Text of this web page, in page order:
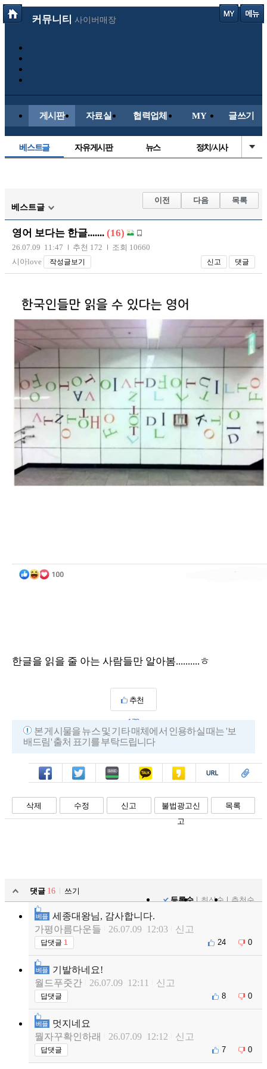
커뮤니티 사이버매장
게시판 자료실 협력업체 MY 글쓰기
베스트글 자유게시판 뉴스 정치/시사
해외축구
국내축구
베스트글
이전 다음 목록
영어 보다는 한글....... (16)
26.07.09 11:47 추천 172
조회 10660
시아love
작성글보기 신고 댓글
한글을 읽을 줄 아는 사람들만 알아봄..........ㅎ
추천
172
본 게시물을 뉴스 및 기타 매체에서 인용하실 때는 '보
배드림' 출처 표기를 부탁드립니다
페북 트윗 밴드 카톡 카스 복사 스크랩
삭제 수정 신고
불법광고신
고
목록
댓글 16
쓰기
등록순
최신순 추천순
베플
세종대왕님, 감사합니다.
가평아름다운들
26.07.09 12:03 신고
답댓글 1 24 0
베플
기발하네요!
월드푸줏간
26.07.09 12:11 신고
답댓글 8 0
베플
멋지네요
뭘자꾸확인하래
26.07.09 12:12 신고
답댓글 7 0